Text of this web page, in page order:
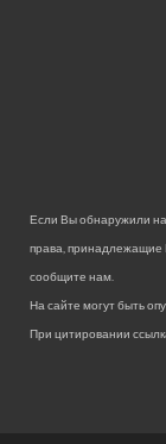
Если Вы обнаружили
права, принадлежащие
сообщите нам.
На сайте могут быть
При цитировании